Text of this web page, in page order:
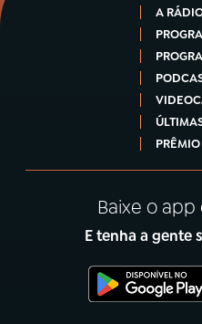
A
Baixe o app
E tenha a gente